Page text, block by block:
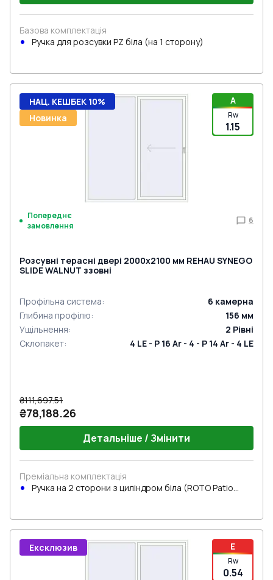
Базова комплектація
Ручкa для розсувки PZ біла (на 1 сторону)
A
Rw
1.15
НАЦ. КЕШБЕК 10%
Новинка
Попереднє
замовлення
6
Розсувні терасні двері 2000x2100 мм REHAU SYNEGO
SLIDE WALNUT ззовні
Профільна система: 6 камерна
Глибина профілю: 156 мм
Ущільнення: 2 Рівні
Склопакет: 4 LE - P 16 Ar - 4 - P 14 Ar - 4 LE
₴111,697.51
₴78,188.26
Детальніше / Змінити
Преміальна комплектація
Ручка на 2 сторони з циліндром біла (ROTO Patio
E
Rw
0.54
Ексклюзив